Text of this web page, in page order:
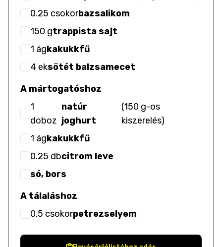
0.25 csokorbazsalikom
150 gtrappista sajt
1 ágkakukkfű
4 eksötét balzsamecet
A mártogatóshoz
1
doboz
natúr
joghurt
(150 g-os
kiszerelés)
1 ágkakukkfű
0.25 dbcitrom leve
só, bors
A tálaláshoz
0.5 csokorpetrezselyem